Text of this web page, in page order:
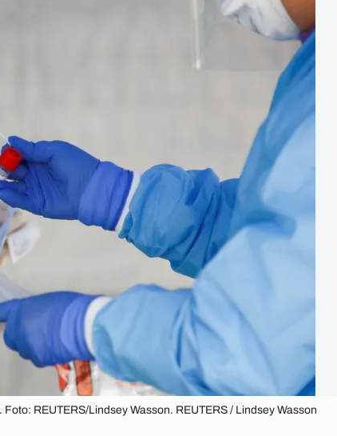
REUTERS/Lindsey Wasson. REUTERS / Lindsey Wasson